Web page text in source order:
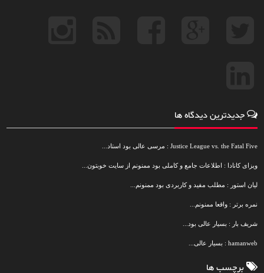
جدیدترین دیدگاه ها
Justice League vs. the Fatal Five : مرسی عالی بود استاد...
ویزای کانادا : اطلاعات جامع و کاملی بود ممنونم از سایت خوبتون...
لیان استور : مطلب مفید و کاربردی بود ممنونم...
نمره برتر : واقعا ممنونم...
شریف بار : بسیار عالی بود...
hamanweb : بسیار عالی...
برچسب ها